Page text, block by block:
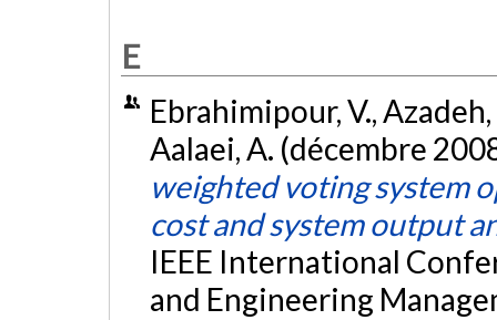
E
Ebrahimipour, V.,
Aalaei, A. (décembre
weighted voting system
cost and system output
IEEE International
and Engineering